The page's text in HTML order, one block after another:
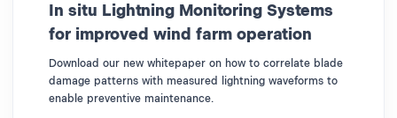
In situ Lightning Monitoring Systems
for improved wind farm operation
Download our new whitepaper on how to correlate blade
damage patterns with measured lightning waveforms to
enable preventive maintenance.